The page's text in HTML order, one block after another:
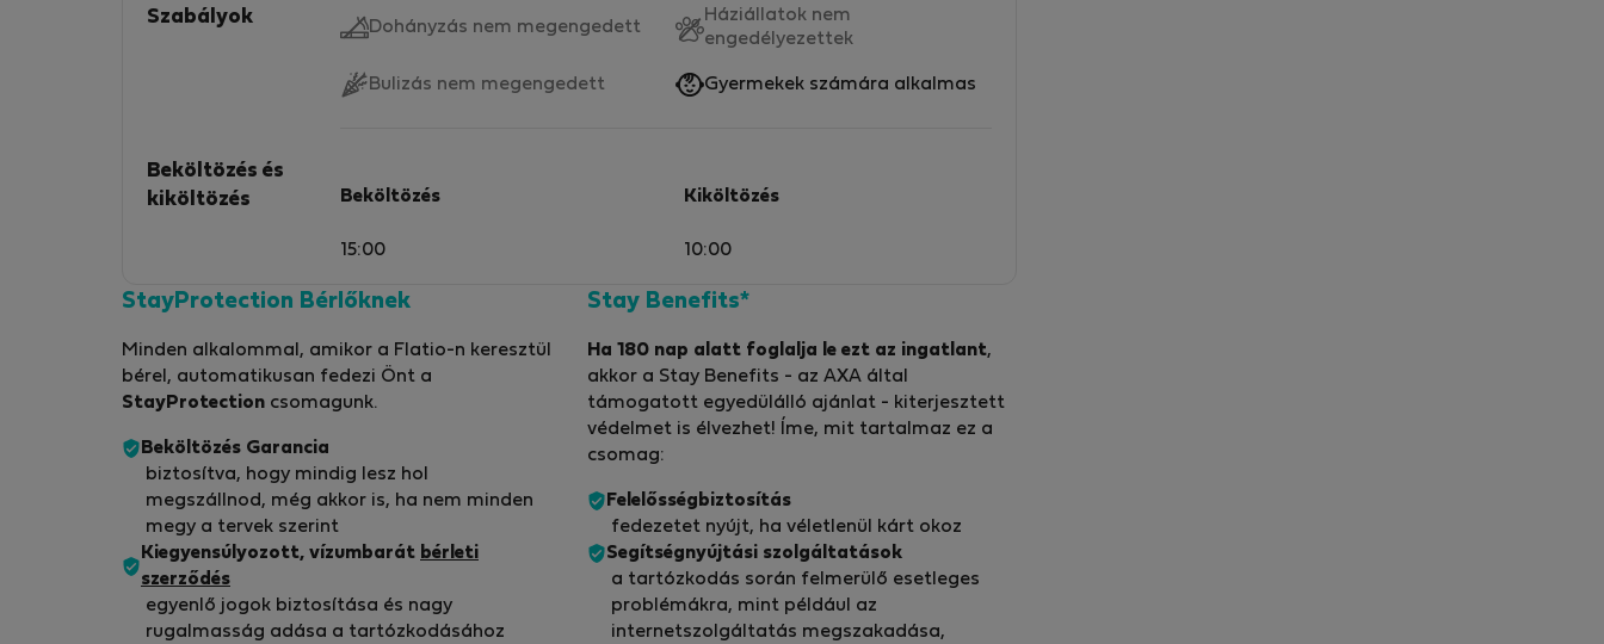
Szabályok Dohányzás nem megengedett
Háziállatok nem
engedélyezettek
Bulizás nem megengedett Gyermekek számára alkalmas
Beköltözés és
kiköltözés
Beköltözés
15:00
Kiköltözés
10:00
StayProtection Bérlőknek
Minden alkalommal, amikor a Flatio-n keresztül
bérel, automatikusan fedezi Önt a
StayProtection csomagunk.
Beköltözés Garancia
biztosítva, hogy mindig lesz hol
megszállnod, még akkor is, ha nem minden
megy a tervek szerint
Kiegyensúlyozott, vízumbarát bérleti
szerződés
egyenlő jogok biztosítása és nagy
rugalmasság adása a tartózkodásához
Stay Benefits*
Ha 180 nap alatt foglalja le ezt az ingatlant,
akkor a Stay Benefits - az AXA által
támogatott egyedülálló ajánlat - kiterjesztett
védelmet is élvezhet! Íme, mit tartalmaz ez a
csomag:
Felelősségbiztosítás
fedezetet nyújt, ha véletlenül kárt okoz
Segítségnyújtási szolgáltatások
a tartózkodás során felmerülő esetleges
problémákra, mint például az
internetszolgáltatás megszakadása,